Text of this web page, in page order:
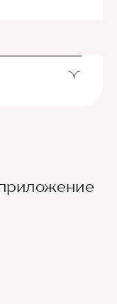
По улице
по
лежит между